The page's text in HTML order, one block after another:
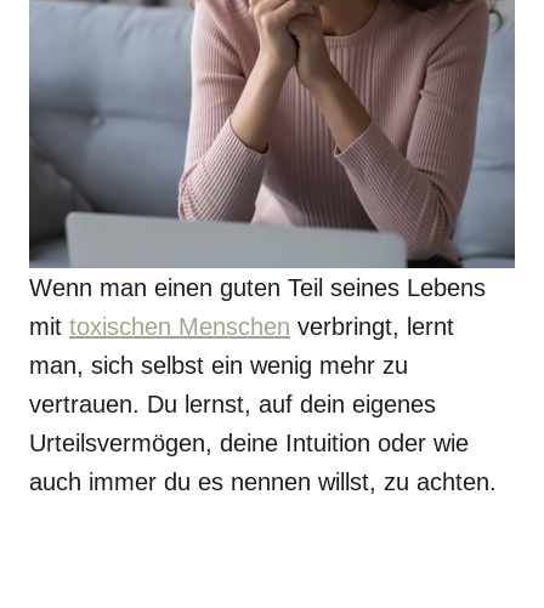
Wenn man einen guten Teil seines Lebens
mit toxischen Menschen verbringt, lernt
man, sich selbst ein wenig mehr zu
vertrauen. Du lernst, auf dein eigenes
Urteilsvermögen, deine Intuition oder wie
auch immer du es nennen willst, zu achten.